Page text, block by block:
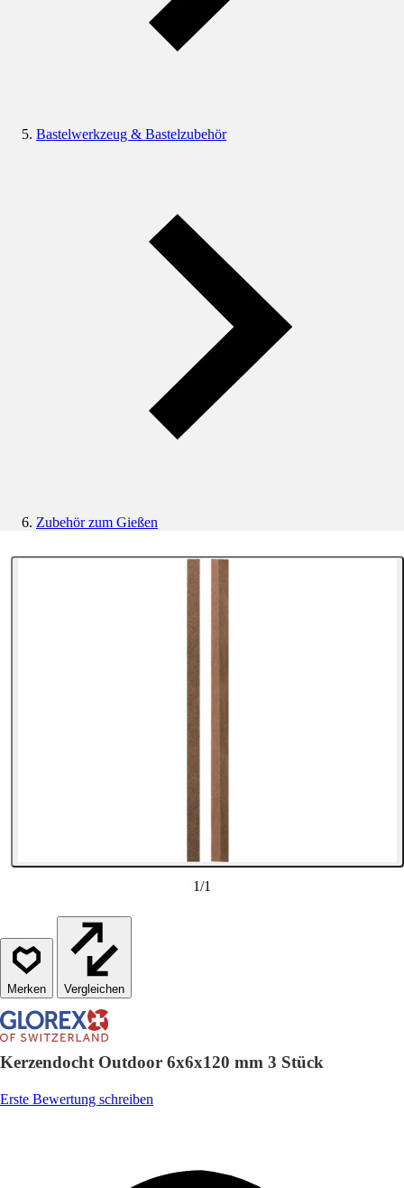
Bastelwerkzeug & Bastelzubehör
Zubehör zum Gießen
1/1
Vergleichen
Kerzendocht Outdoor 6x6x120 mm 3 Stück
Erste Bewertung schreiben